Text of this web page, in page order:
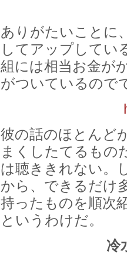
ありがたいことに
してアップしてい
組には相当お金が
がついているので
彼の話のほとんど
まくしたてるもの
は聴ききれない。
から、できるだけ
持ったものを順次
というわけだ。
冷